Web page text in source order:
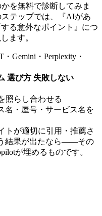
を無料で診断してみま
ステップでは、『AIがあ
る意外なポイント』につ
ます。
Gemini・Perplexity・
選び方 失敗しない
照らし合わせる
名・屋号・サービス名を
トが適切に引用・推薦さ
結果が出たなら——その
が埋めるものです。